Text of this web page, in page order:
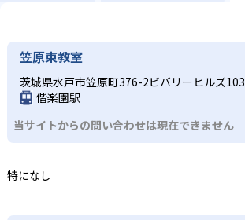
笠原東教室
茨城県水戸市笠原町376-2ビバリーヒルズ103
偕楽園駅
当サイトからの問い合わせは現在できません
特になし